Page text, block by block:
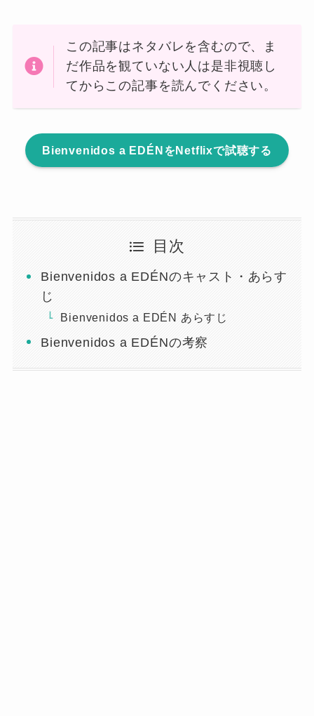
この記事はネタバレを含むので、ま
だ作品を観ていない人は是非視聴し
てからこの記事を読んでください。
Bienvenidos a EDÉNをNetflixで試聴する
目次
Bienvenidos a EDÉNのキャスト・あらす
じ
Bienvenidos a EDÉN あらすじ
Bienvenidos a EDÉNの考察